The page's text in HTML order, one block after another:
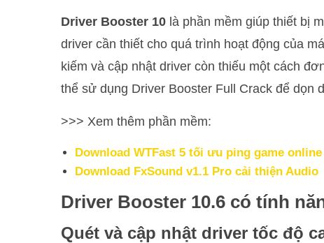
Driver Booster 10 là phần mềm giúp thiết bị
driver cần thiết cho quá trình hoạt động của
kiếm và cập nhật driver còn thiếu một cách
thể sử dụng Driver Booster Full Crack để
>>> Xem thêm phần mềm:
Download WTFast 5 tối ưu ping game online
Download FxSound v1.1 Pro cải thiện Audio
Driver Booster 10.6 có tính
Quét và cập nhật driver tốc độ